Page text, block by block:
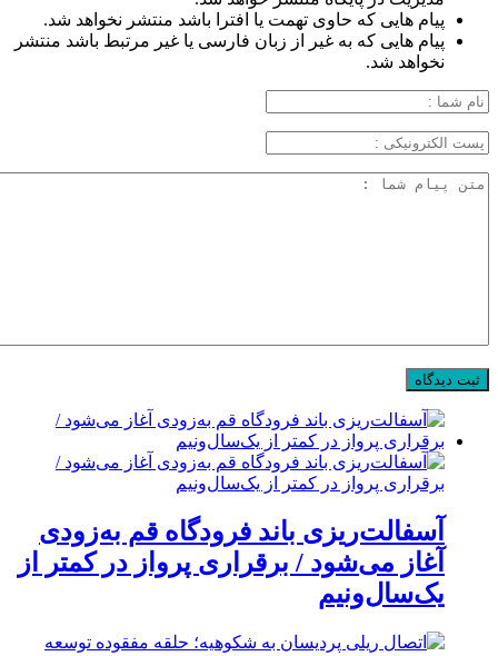
پیام هایی که حاوی تهمت یا افترا باشد منتشر نخواهد شد.
پیام هایی که به غیر از زبان فارسی یا غیر مرتبط باشد منتشر
نخواهد شد.
آسفالت‌ریزی باند فرودگاه قم به‌زودی
آغاز می‌شود / برقراری پرواز در کمتر از
یک‌سال‌ونیم